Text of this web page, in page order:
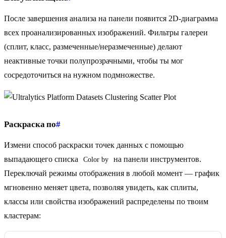
После завершения анализа на панели появится 2D-диаграмма
всех проанализированных изображений. Фильтры галереи
(сплит, класс, размеченные/неразмеченные) делают
неактивные точки полупрозрачными, чтобы ты мог
сосредоточиться на нужном подмножестве.
Раскраска по#
Измени способ раскраски точек данных с помощью
выпадающего списка
Color by
на панели инструментов.
Переключай режимы отображения в любой момент — график
мгновенно меняет цвета, позволяя увидеть, как сплиты,
классы или свойства изображений распределены по твоим
кластерам: